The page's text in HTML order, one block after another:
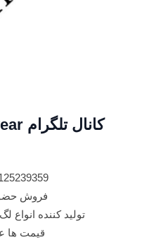
کانال تلگرام ATEX sports wear
09125239359
فروش
تولید کننده
قیمت ها